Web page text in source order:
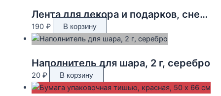
Лента для декора и подарков, снежинки, 2 см х 45 м
190 ₽ В корзину
Наполнитель для шара, 2 г, серебро
20 ₽ В корзину